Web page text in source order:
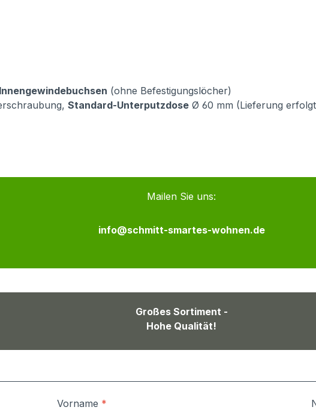
(ohne Befestigungslöcher)
Standard-Unterputzdose Ø 60 mm (Lieferung
Mailen Sie uns:
info@schmitt-smartes-wohnen.de
Großes Sortiment -
Hohe Qualität!
Vorname *